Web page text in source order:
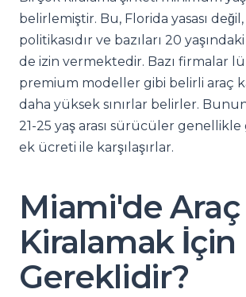
belirlemiştir. Bu, Florida yasası
politikasıdır ve bazıları 20
de izin vermektedir. Bazı firmalar
premium modeller gibi belirli araç
daha yüksek sınırlar belirler.
21-25 yaş arası sürücüler
ek ücreti ile karşılaşırlar.
Miami'de Araç
Kiralamak İçin
Gereklidir?